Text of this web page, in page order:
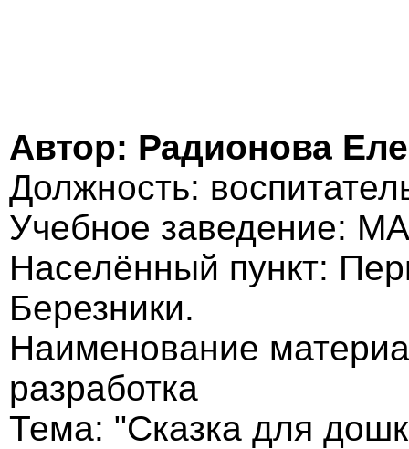
Автор: Радионова
Должность:
Учебное заведение:
Населённый пункт:
Березники.
Наименование
разработка
Тема: "Сказка для